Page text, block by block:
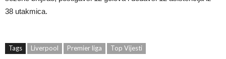
38 utakmica.
Tags Liverpool Premier liga Top Vijesti